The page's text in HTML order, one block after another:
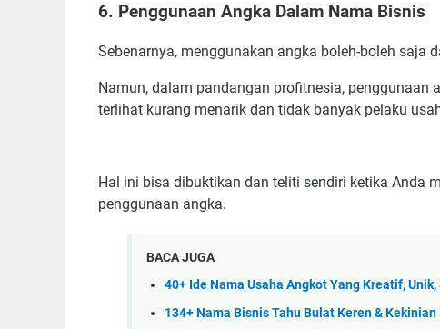
6. Penggunaan Angka Dalam Nama Bisnis
Sebenarnya, menggunakan angka boleh-boleh saja
Namun, dalam pandangan profitnesia,
terlihat kurang menarik dan tidak banyak pelaku
Hal ini bisa dibuktikan dan teliti sendiri ketika Anda
penggunaan angka.
BACA JUGA
40+ Ide Nama Usaha Angkot Yang Kreatif, Unik,
134+ Nama Bisnis Tahu Bulat Keren &